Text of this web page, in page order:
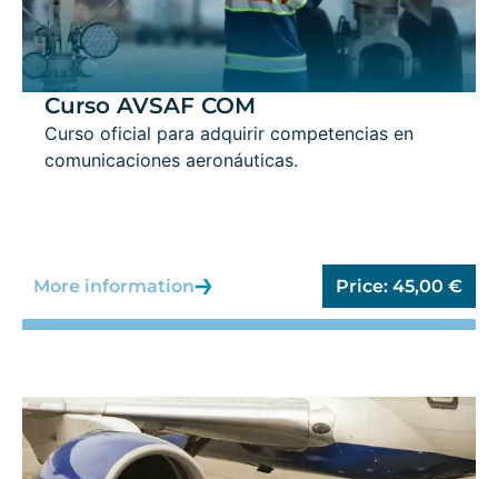
Curso AVSAF COM
Curso oficial para adquirir competencias en
comunicaciones aeronáuticas.
More information Price: 45,00 €